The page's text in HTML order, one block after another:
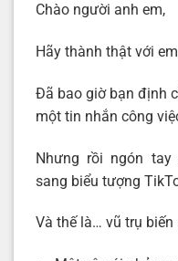
Chào người anh em,
Hãy thành thật với
Đã bao giờ bạn định
một tin nhắn công
Nhưng rồi ngón
sang biểu tượng
Và thế là… vũ trụ biến